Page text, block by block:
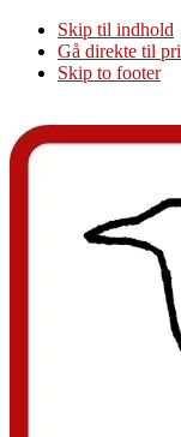
Skip til indhold
Gå direkte til
Skip to footer
Additional
menu